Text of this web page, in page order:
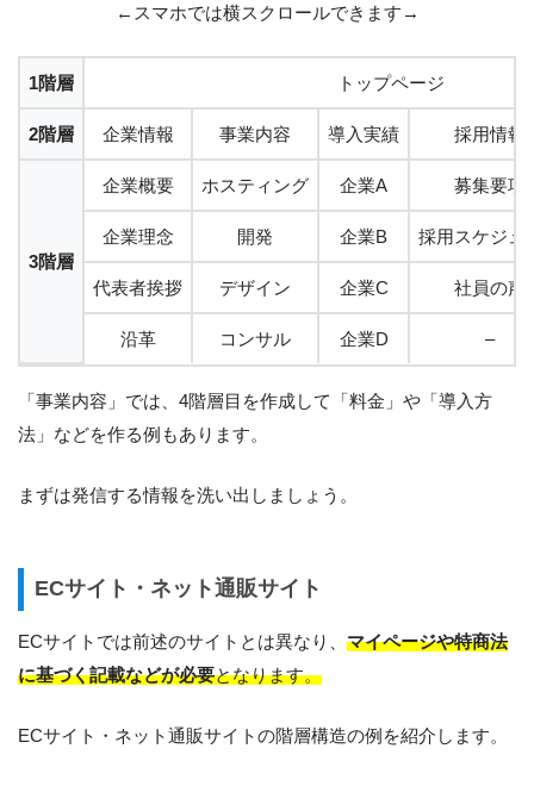
←スマホでは横スクロールできます→
1階層 トップページ
2階層 企業情報 事業内容 導入実績 採用情報
3階層
企業概要 ホスティング 企業A 募集要項
企業理念 開発 企業B 採用スケジュ
代表者挨拶 デザイン 企業C 社員の声
沿革 コンサル 企業D –
「事業内容」では、4階層目を作成して「料金」や「導入方
法」などを作る例もあります。
まずは発信する情報を洗い出しましょう。
ECサイト・ネット通販サイト
ECサイトでは前述のサイトとは異なり、 マイページや特商法
に基づく記載などが必要となります。
ECサイト・ネット通販サイトの階層構造の例を紹介します。